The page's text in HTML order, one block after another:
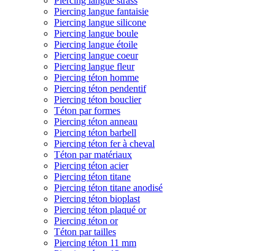
Piercing langue fantaisie
Piercing langue silicone
Piercing langue boule
Piercing langue étoile
Piercing langue coeur
Piercing langue fleur
Piercing téton homme
Piercing téton pendentif
Piercing téton bouclier
Téton par formes
Piercing téton anneau
Piercing téton barbell
Piercing téton fer à cheval
Téton par matériaux
Piercing téton acier
Piercing téton titane
Piercing téton titane anodisé
Piercing téton bioplast
Piercing téton plaqué or
Piercing téton or
Téton par tailles
Piercing téton 11 mm